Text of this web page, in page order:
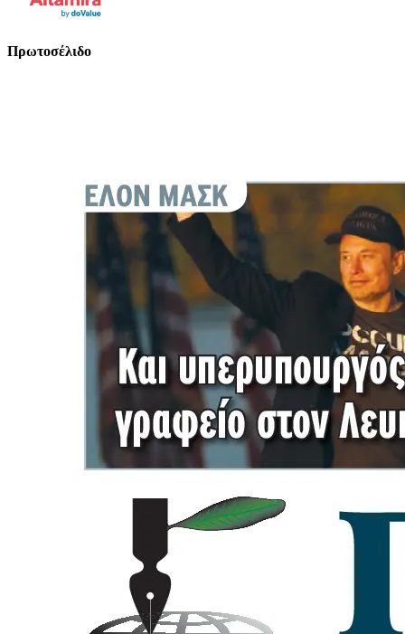
Πρωτοσέλιδο